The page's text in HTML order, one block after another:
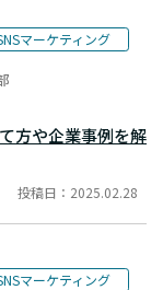
マーケティング
方や企業事例を解
投稿日：2025.02.28
マーケティング